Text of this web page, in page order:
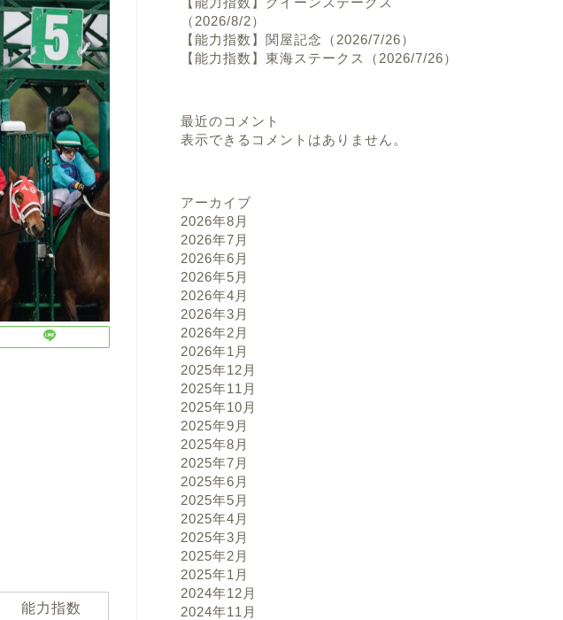
能力指数
（2026/8/2）
【能力指数】関屋記念（2026/7/26）
【能力指数】東海ステークス（2026/7/26）
最近のコメント
表示できるコメントはありません。
アーカイブ
2026年8月
2026年7月
2026年6月
2026年5月
2026年4月
2026年3月
2026年2月
2026年1月
2025年12月
2025年11月
2025年10月
2025年9月
2025年8月
2025年7月
2025年6月
2025年5月
2025年4月
2025年3月
2025年2月
2025年1月
2024年12月
2024年11月